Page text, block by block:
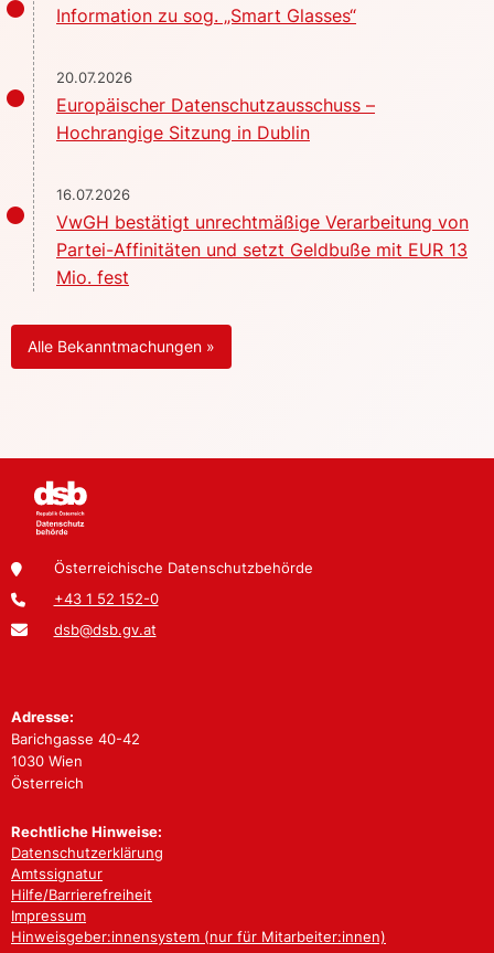
Information zu sog. „Smart Glasses“
20.07.2026
Europäischer Datenschutzausschuss –
Hochrangige Sitzung in Dublin
16.07.2026
VwGH bestätigt unrechtmäßige Verarbeitung von
Partei-Affinitäten und setzt Geldbuße mit EUR 13
Mio. fest
Alle Bekanntmachungen »
Österreichische Datenschutzbehörde
+43 1 52 152-0
dsb@dsb.gv.at
Adresse:
Barichgasse 40-42
1030 Wien
Österreich
Rechtliche Hinweise:
Datenschutzerklärung
Amtssignatur
Hilfe/Barrierefreiheit
Impressum
Hinweisgeber:innensystem (nur für Mitarbeiter:innen)